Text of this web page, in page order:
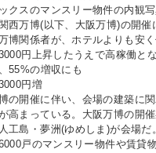
クスのマンスリー物件の内観
西万博(以下、大阪万博)の開催
博関係者が、ホテルよりも安
円上昇したうえで高稼働と
55%の増収にも
円増
の開催に伴い、会場の建築に
高まっている。大阪万博の開
工島・夢洲(ゆめしま)が会場だ。
戸のマンスリー物件や賃貸